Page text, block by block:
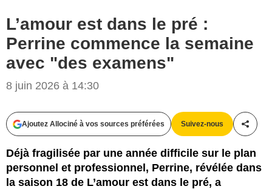
L’amour est dans le pré :
Perrine commence la semaine
avec "des examens"
8 juin 2026 à 14:30
Ajoutez Allociné à vos sources préférées Suivez-nous
Déjà fragilisée par une année difficile sur le plan
personnel et professionnel, Perrine, révélée dans
la saison 18 de L’amour est dans le pré, a